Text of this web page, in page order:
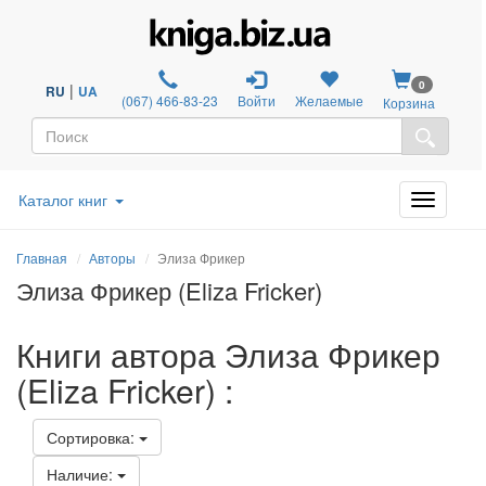
RU | UA (067) 466-83-23 Войти Желаемые
0
Корзина
Каталог книг
Главная Авторы Элиза Фрикер
Элиза Фрикер (Eliza Fricker)
Книги автора Элиза Фрикер
(Eliza Fricker) :
Сортировка:
Наличие: